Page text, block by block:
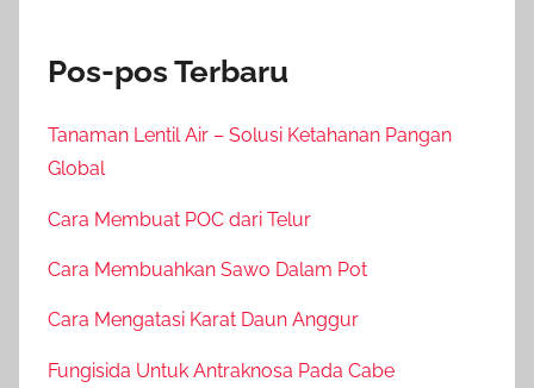
Pos-pos Terbaru
Tanaman Lentil Air – Solusi Ketahanan Pangan
Global
Cara Membuat POC dari Telur
Cara Membuahkan Sawo Dalam Pot
Cara Mengatasi Karat Daun Anggur
Fungisida Untuk Antraknosa Pada Cabe